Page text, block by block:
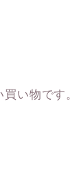
い物です。